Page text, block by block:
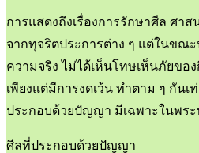
การแสดงถึงเรื่องการรักษาศีล ศา
จากทุจริตประการต่าง ๆ แต่ในขณ
ความจริง ไม่ได้เห็นโทษเห็นภัยขอ
เพียงแต่มีการงดเว้น ทำตาม ๆ กัน
ประกอบด้วยปัญญา มีเฉพาะในพร
ศีลที่ประกอบด้วยปัญญา